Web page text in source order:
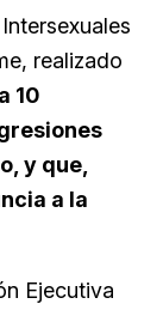
realizado
10
y que,
a la
Ejecutiva